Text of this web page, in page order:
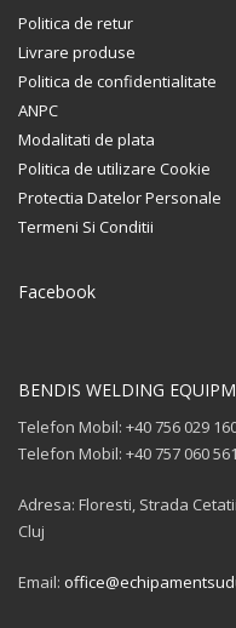
Politica de retur
Livrare produse
Politica de confidentialitate
ANPC
Modalitati de plata
Politica de utilizare Cookie
Protectia Datelor Personale
Termeni Si Conditii
Facebook
BENDIS WELDING
Telefon Mobil: +40 756 029
Telefon Mobil: +40 757 060 561
Adresa: Floresti, Strada
Cluj
Email: